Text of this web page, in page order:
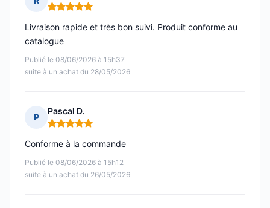
Note : 5 sur 5
Publié le 08/06/2026 à 15h37
suite à un achat du 28/05/2026
Livraison rapide et très bon suivi. Produit conforme au
catalogue
P
Pascal D.
Note : 5 sur 5
Publié le 08/06/2026 à 15h12
suite à un achat du 26/05/2026
Conforme à la commande